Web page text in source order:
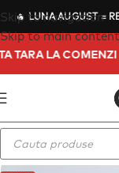
🔥 LUNA AUGUST=
Skip to navigation
Skip to main content
TARA LA